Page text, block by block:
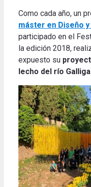
Como cada año, un
máster en Diseño
participado en el
la edición 2018,
expuesto su
lecho del río